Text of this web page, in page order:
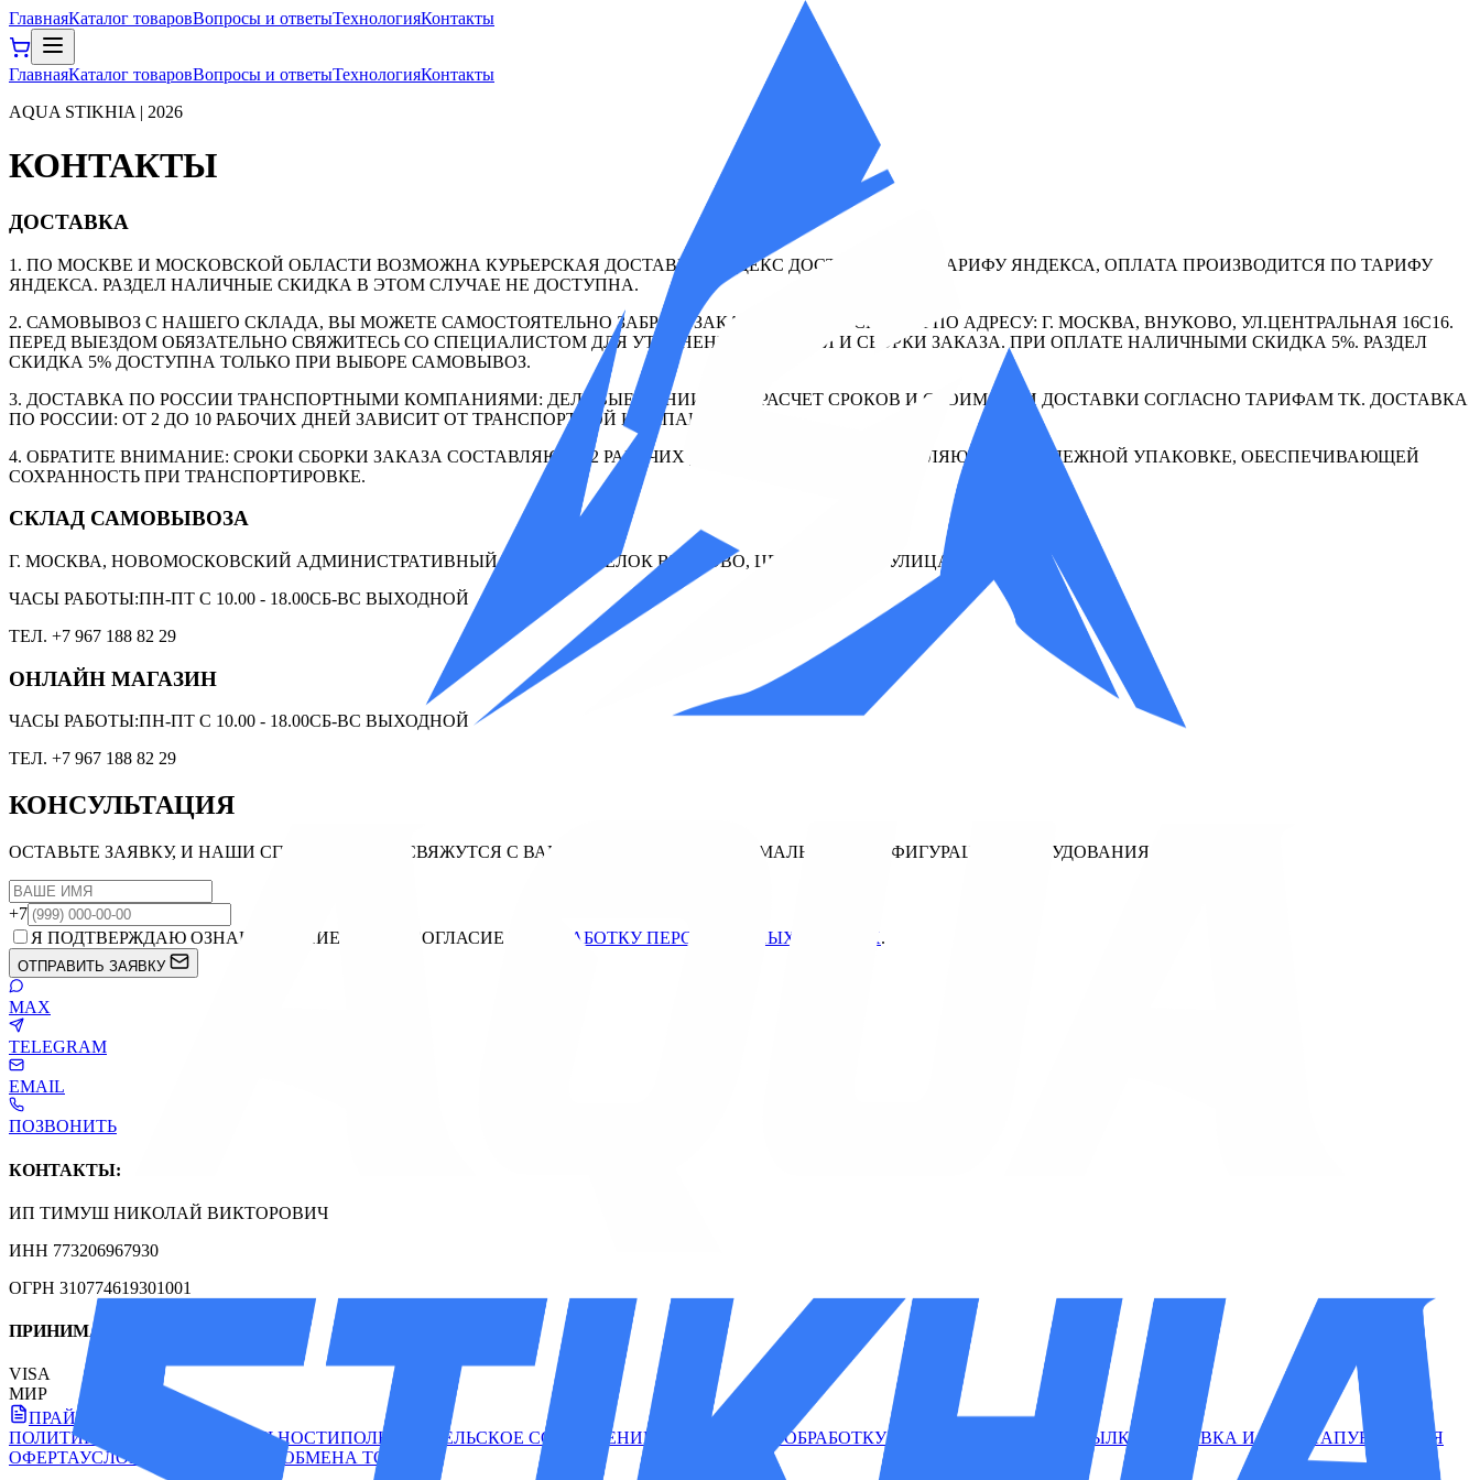
ГлавнаяКаталог товаровВопросы и ответыТехнологияКонтакты
ГлавнаяКаталог товаровВопросы и ответыТехнологияКонтакты
AQUA STIKHIA | 2026
КОНТАКТЫ
ДОСТАВКА
1. ПО МОСКВЕ И МОСКОВСКОЙ ОБЛАСТИ ВОЗМОЖНА КУРЬЕРСКАЯ ДОСТАВКА, ЯНДЕКС ДОСТАВКОЙ ПО ТАРИФУ ЯНДЕКСА, ОПЛАТА ПРОИЗВОДИТСЯ ПО ТАРИФУ
ЯНДЕКСА. РАЗДЕЛ НАЛИЧНЫЕ СКИДКА В ЭТОМ СЛУЧАЕ НЕ ДОСТУПНА.
2. САМОВЫВОЗ С НАШЕГО СКЛАДА, ВЫ МОЖЕТЕ САМОСТОЯТЕЛЬНО ЗАБРАТЬ ЗАКАЗ С НАШЕГО СКЛАДА ПО АДРЕСУ: Г. МОСКВА, ВНУКОВО, УЛ.ЦЕНТРАЛЬНАЯ 16С16.
ПЕРЕД ВЫЕЗДОМ ОБЯЗАТЕЛЬНО СВЯЖИТЕСЬ СО СПЕЦИАЛИСТОМ ДЛЯ УТОЧНЕНИЯ НАЛИЧИЯ И СБОРКИ ЗАКАЗА. ПРИ ОПЛАТЕ НАЛИЧНЫМИ СКИДКА 5%. РАЗДЕЛ
СКИДКА 5% ДОСТУПНА ТОЛЬКО ПРИ ВЫБОРЕ САМОВЫВОЗ.
3. ДОСТАВКА ПО РОССИИ ТРАНСПОРТНЫМИ КОМПАНИЯМИ: ДЕЛОВЫЕ ЛИНИИ, ПЭК. РАСЧЕТ СРОКОВ И СТОИМОСТИ ДОСТАВКИ СОГЛАСНО ТАРИФАМ ТК. ДОСТАВКА
ПО РОССИИ: ОТ 2 ДО 10 РАБОЧИХ ДНЕЙ ЗАВИСИТ ОТ ТРАНСПОРТНОЙ КОМПАНИИ.
4. ОБРАТИТЕ ВНИМАНИЕ: СРОКИ СБОРКИ ЗАКАЗА СОСТАВЛЯЮТ 1-2 РАБОЧИХ ДНЯ. ВСЕ ТОВАРЫ ПОСТАВЛЯЮТСЯ В НАДЕЖНОЙ УПАКОВКЕ, ОБЕСПЕЧИВАЮЩЕЙ
СОХРАННОСТЬ ПРИ ТРАНСПОРТИРОВКЕ.
СКЛАД САМОВЫВОЗА
Г. МОСКВА, НОВОМОСКОВСКИЙ АДМИНИСТРАТИВНЫЙ ОКРУГ, ПОСЕЛОК ВНУКОВО, ЦЕНТРАЛЬНАЯ УЛИЦА, 16С12
ЧАСЫ РАБОТЫ:ПН-ПТ С 10.00 - 18.00СБ-ВС ВЫХОДНОЙ
ТЕЛ. +7 967 188 82 29
ОНЛАЙН МАГАЗИН
ЧАСЫ РАБОТЫ:ПН-ПТ С 10.00 - 18.00СБ-ВС ВЫХОДНОЙ
ТЕЛ. +7 967 188 82 29
КОНСУЛЬТАЦИЯ
ОСТАВЬТЕ ЗАЯВКУ, И НАШИ СПЕЦИАЛИСТЫ СВЯЖУТСЯ С ВАМИ ДЛЯ ПОДБОРА ОПТИМАЛЬНОЙ КОНФИГУРАЦИИ ОБОРУДОВАНИЯ.
+7
Я ПОДТВЕРЖДАЮ ОЗНАКОМЛЕНИЕ И ДАЮ СОГЛАСИЕ НА
ОБРАБОТКУ ПЕРСОНАЛЬНЫХ ДАННЫХ.
ОТПРАВИТЬ ЗАЯВКУ
MAX
TELEGRAM
EMAIL
ПОЗВОНИТЬ
КОНТАКТЫ:
ИП ТИМУШ НИКОЛАЙ ВИКТОРОВИЧ
ИНН 773206967930
ОГРН 310774619301001
ПРИНИМАЕМ К ОПЛАТЕ:
VISA
МИР
ПРАЙС-ЛИСТ
ПОЛИТИКА КОНФИДЕНЦИАЛЬНОСТИПОЛЬЗОВАТЕЛЬСКОЕ СОГЛАШЕНИЕ СОГЛАСИЕ НА ОБРАБОТКУ ПД СОГЛАСИЕ НА РАССЫЛКУ ДОСТАВКА И ОПЛАТАПУБЛИЧНАЯ
ОФЕРТАУСЛОВИЯ ВОЗВРАТА И ОБМЕНА ТОВАРА